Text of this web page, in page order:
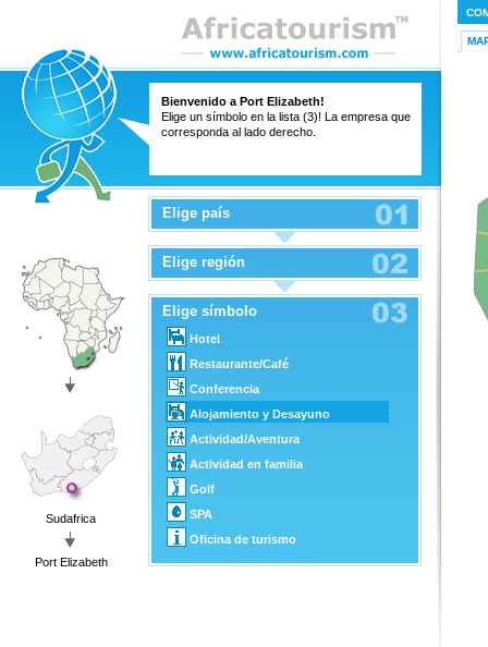
Bienvenido a Port Elizabeth!
Elige un símbolo en la lista (3)! La empresa que
corresponda al lado derecho.
Sudafrica
Port Elizabeth
Elige país
Elige región
Elige símbolo
Hotel
Restaurante/Café
Conferencia
Alojamiento y Desayuno
Actividad/Aventura
Actividad en familia
Golf
SPA
Oficina de turismo